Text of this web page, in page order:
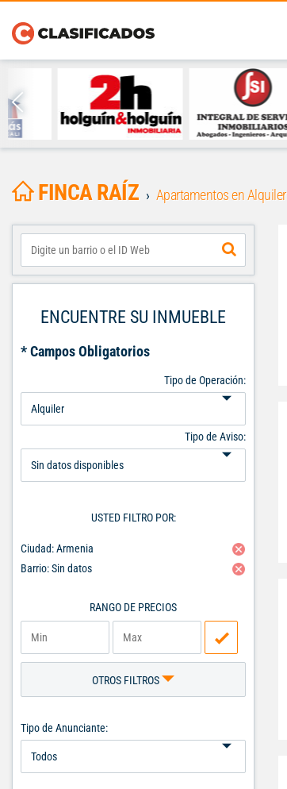
FINCA RAÍZ Apartamentos en Alquiler
ENCUENTRE SU INMUEBLE
* Campos Obligatorios
Tipo de Operación:
Tipo de Aviso:
USTED FILTRO POR:
Ciudad: Armenia
Barrio: Sin datos
RANGO DE PRECIOS
OTROS FILTROS
Tipo de Anunciante: